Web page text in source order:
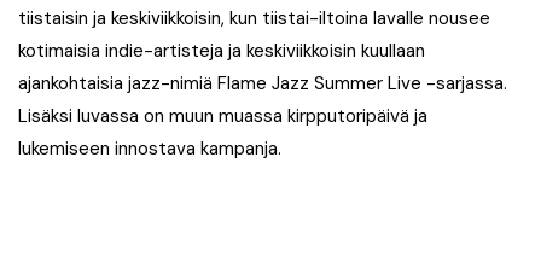
tiistaisin ja keskiviikkoisin, kun tiistai-iltoina lavalle nousee
kotimaisia indie-artisteja ja keskiviikkoisin kuullaan
ajankohtaisia jazz-nimiä Flame Jazz Summer Live -sarjassa.
Lisäksi luvassa on muun muassa kirpputoripäivä ja
lukemiseen innostava kampanja.